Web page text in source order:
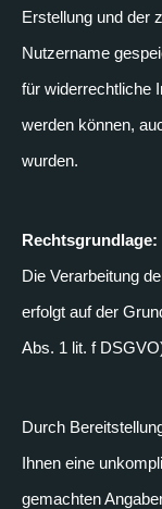
Erstellung und der
Nutzername
für widerrechtliche
werden können,
wurden.
Rechtsgrundlage:
Die Verarbeitung
erfolgt auf der
Abs. 1 lit. f
Durch
Ihnen eine
gemachten